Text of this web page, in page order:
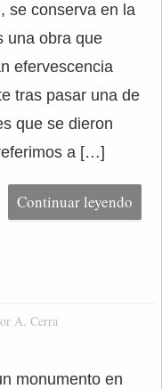
se conserva en la
una obra que
efervescencia
tras pasar una de
que se dieron
a […]
Continuar leyendo
A. Cerra
monumento en